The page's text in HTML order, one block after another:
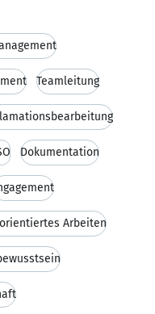
Teamleitung
Dokumentation
Arbeiten